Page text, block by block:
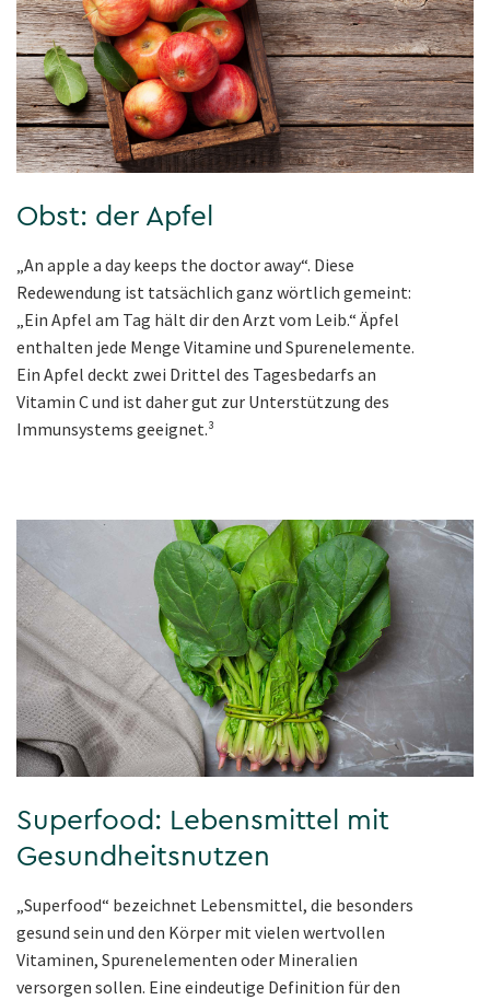
Obst: der Apfel
„An apple a day keeps the doctor away“. Diese
Redewendung ist tatsächlich ganz wörtlich gemeint:
„Ein Apfel am Tag hält dir den Arzt vom Leib.“ Äpfel
enthalten jede Menge Vitamine und Spurenelemente.
Ein Apfel deckt zwei Drittel des Tagesbedarfs an
Vitamin C und ist daher gut zur Unterstützung des
Immunsystems geeignet.³
Superfood: Lebensmittel mit
Gesundheitsnutzen
„Superfood“ bezeichnet Lebensmittel, die besonders
gesund sein und den Körper mit vielen wertvollen
Vitaminen, Spurenelementen oder Mineralien
versorgen sollen. Eine eindeutige Definition für den